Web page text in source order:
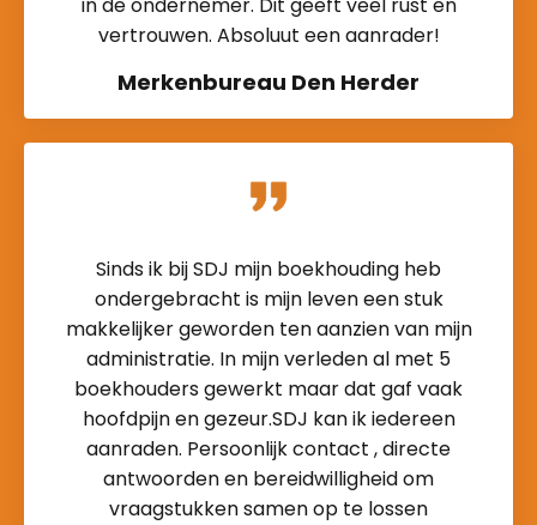
in de ondernemer. Dit geeft veel rust en
vertrouwen. Absoluut een aanrader!
Merkenbureau Den Herder
Sinds ik bij SDJ mijn boekhouding heb
ondergebracht is mijn leven een stuk
makkelijker geworden ten aanzien van mijn
administratie. In mijn verleden al met 5
boekhouders gewerkt maar dat gaf vaak
hoofdpijn en gezeur.SDJ kan ik iedereen
aanraden. Persoonlijk contact , directe
antwoorden en bereidwilligheid om
vraagstukken samen op te lossen